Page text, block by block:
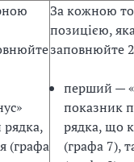
(графа
За кожною
позицією,
заповнюйте
перший —
показник
рядка, що
(графа 7),